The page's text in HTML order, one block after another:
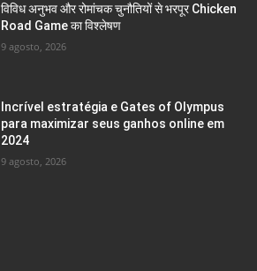
विविध अनुभव और रोमांचक चुनौतियों से भरपूर Chicken
Road Game का विश्लेषण
9 agosto, 2026
Incrível estratégia e Gates of Olympus
para maximizar seus ganhos online em
2024
9 agosto, 2026